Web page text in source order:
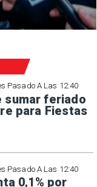
Pasado A Las 12:40
sumar feriado
para Fiestas
Pasado A Las 12:40
0,1% por